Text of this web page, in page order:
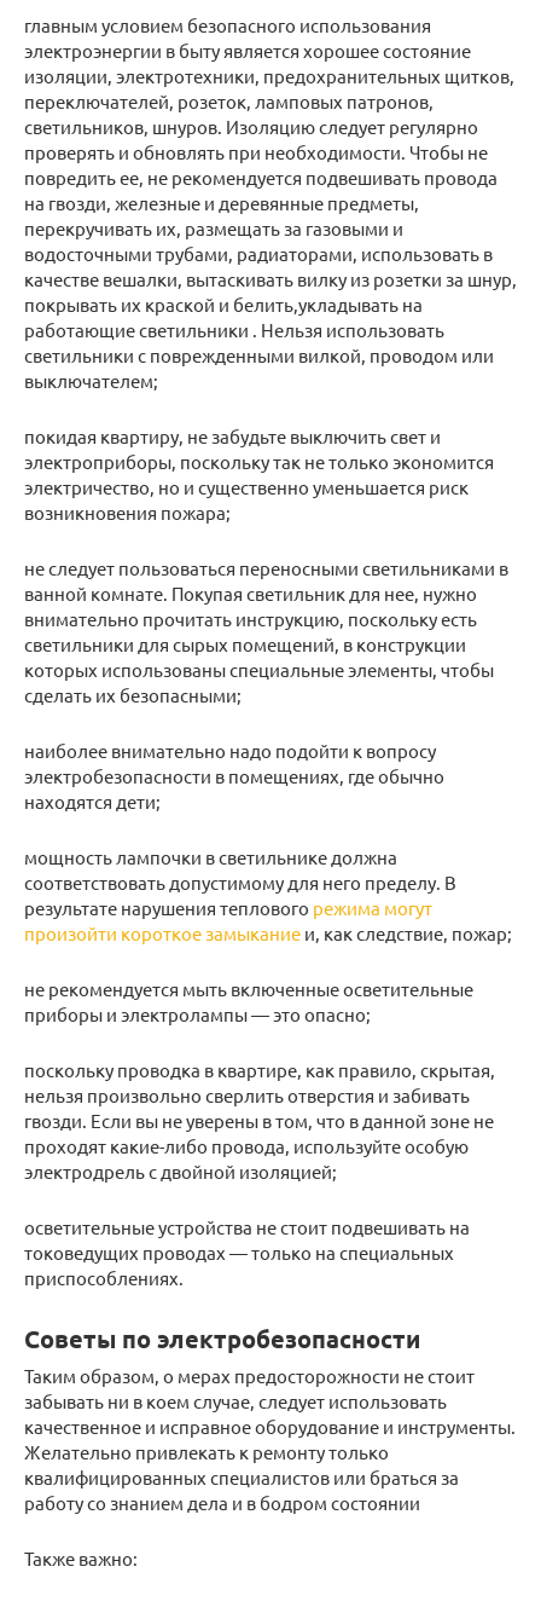
главным условием безопасного использования
электроэнергии в быту является хорошее состояние
изоляции, электротехники, предохранительных щитков,
переключателей, розеток, ламповых патронов,
светильников, шнуров. Изоляцию следует регулярно
проверять и обновлять при необходимости. Чтобы не
повредить ее, не рекомендуется подвешивать провода
на гвозди, железные и деревянные предметы,
перекручивать их, размещать за газовыми и
водосточными трубами, радиаторами, использовать в
качестве вешалки, вытаскивать вилку из розетки за шнур,
покрывать их краской и белить,укладывать на
работающие светильники . Нельзя использовать
светильники с поврежденными вилкой, проводом или
выключателем;
покидая квартиру, не забудьте выключить свет и
электроприборы, поскольку так не только экономится
электричество, но и существенно уменьшается риск
возникновения пожара;
не следует пользоваться переносными светильниками в
ванной комнате. Покупая светильник для нее, нужно
внимательно прочитать инструкцию, поскольку есть
светильники для сырых помещений, в конструкции
которых использованы специальные элементы, чтобы
сделать их безопасными;
наиболее внимательно надо подойти к вопросу
электробезопасности в помещениях, где обычно
находятся дети;
мощность лампочки в светильнике должна
соответствовать допустимому для него пределу. В
результате нарушения теплового режима могут
произойти короткое замыкание и, как следствие, пожар;
не рекомендуется мыть включенные осветительные
приборы и электролампы — это опасно;
поскольку проводка в квартире, как правило, скрытая,
нельзя произвольно сверлить отверстия и забивать
гвозди. Если вы не уверены в том, что в данной зоне не
проходят какие-либо провода, используйте особую
электродрель с двойной изоляцией;
осветительные устройства не стоит подвешивать на
токоведущих проводах — только на специальных
приспособлениях.
Советы по электробезопасности
Таким образом, о мерах предосторожности не стоит
забывать ни в коем случае, следует использовать
качественное и исправное оборудование и инструменты.
Желательно привлекать к ремонту только
квалифицированных специалистов или браться за
работу со знанием дела и в бодром состоянии
Также важно: